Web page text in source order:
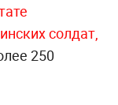
солдат,
250